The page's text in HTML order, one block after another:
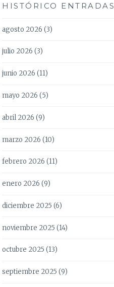
HISTÓRICO ENTRADAS
agosto 2026 (3)
julio 2026 (3)
junio 2026 (11)
mayo 2026 (5)
abril 2026 (9)
marzo 2026 (10)
febrero 2026 (11)
enero 2026 (9)
diciembre 2025 (6)
noviembre 2025 (14)
octubre 2025 (13)
septiembre 2025 (9)